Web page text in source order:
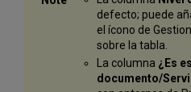
defecto; puede
el ícono de
sobre la tabla.
La columna ¿Es
documento/